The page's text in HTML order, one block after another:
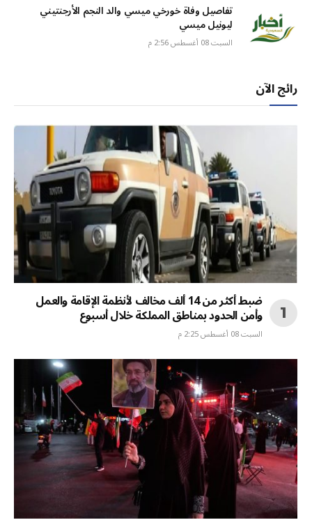
تفاصيل وفاة خورخي ميسي والد النجم الأرجنتيني
ليونيل ميسي
السبت 08 أغسطس 2:56 م
رائج الآن
ضبط أكثر من 14 ألف مخالف لأنظمة الإقامة والعمل
وأمن الحدود بمناطق المملكة خلال أسبوع
السبت 08 أغسطس 2:25 م